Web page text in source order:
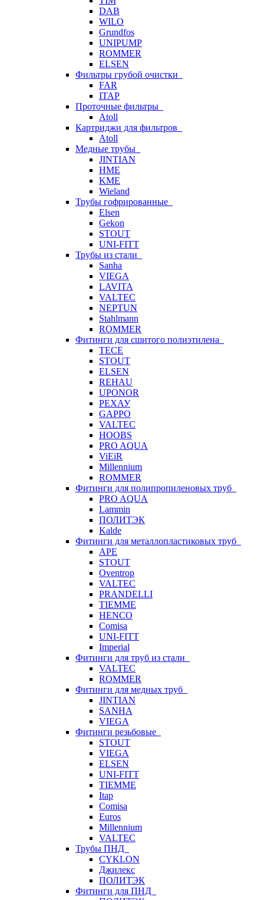
DAB
WILO
Grundfos
UNIPUMP
ROMMER
ELSEN
Фильтры грубой очистки
FAR
ITAP
Проточные фильтры
Atoll
Картриджи для фильтров
Atoll
Медные трубы
JINTIAN
HME
KME
Wieland
Трубы гофрированные
Elsen
Gekon
STOUT
UNI-FITT
Трубы из стали
Sanha
VIEGA
LAVITA
VALTEC
NEPTUN
Stahlmann
ROMMER
Фитинги для сшитого полиэтилена
TECE
STOUT
ELSEN
REHAU
UPONOR
РЕХАУ
GAPPO
VALTEC
HOOBS
PRO AQUA
ViEiR
Millennium
ROMMER
Фитинги для полипропиленовых труб
PRO AQUA
Lammin
ПОЛИТЭК
Kalde
Фитинги для металлопластиковых труб
APE
STOUT
Oventrop
VALTEC
PRANDELLI
TIEMME
HENCO
Comisa
UNI-FITT
Imperial
Фитинги для труб из стали
VALTEC
ROMMER
Фитинги для медных труб
JINTIAN
SANHA
VIEGA
Фитинги резьбовые
STOUT
VIEGA
ELSEN
UNI-FITT
TIEMME
Itap
Comisa
Euros
Millennium
VALTEC
Трубы ПНД
CYKLON
Джилекс
ПОЛИТЭК
Фитинги для ПНД